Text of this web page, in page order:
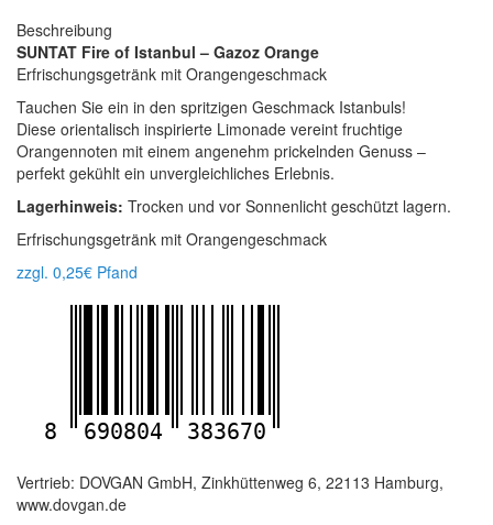
Beschreibung
SUNTAT Fire of Istanbul – Gazoz Orange
Erfrischungsgetränk mit Orangengeschmack
Tauchen Sie ein in den spritzigen Geschmack Istanbuls!
Diese orientalisch inspirierte Limonade vereint fruchtige
Orangennoten mit einem angenehm prickelnden Genuss –
perfekt gekühlt ein unvergleichliches Erlebnis.
Lagerhinweis: Trocken und vor Sonnenlicht geschützt lagern.
Erfrischungsgetränk mit Orangengeschmack
zzgl. 0,25€ Pfand
8 690804 383670
Vertrieb: DOVGAN GmbH, Zinkhüttenweg 6, 22113 Hamburg,
www.dovgan.de